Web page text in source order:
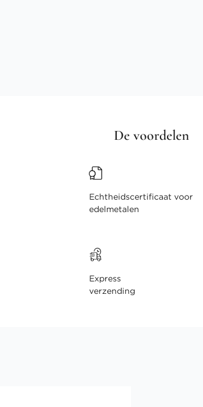
De voordelen
Echtheidscertificaat voor
edelmetalen
Express
verzending